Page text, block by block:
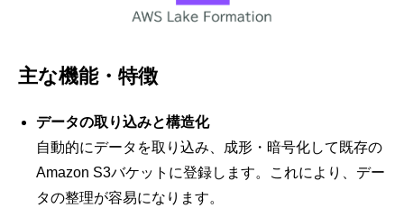
主な機能・特徴
データの取り込みと構造化
自動的にデータを取り込み、成形・暗号化して既存の
Amazon S3バケットに登録します。これにより、デー
タの整理が容易になります。